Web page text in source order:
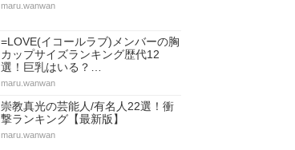
maru.wanwan
=LOVE(イコールラブ)メンバーの胸
カップサイズランキング歴代12
選！巨乳はいる？…
maru.wanwan
崇教真光の芸能人/有名人22選！衝
撃ランキング【最新版】
maru.wanwan